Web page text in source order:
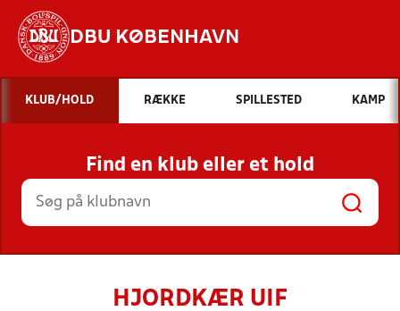
DBU KØBENHAVN
Hvad vil du søge efter?
INDHOLD OG NYHEDER
STILLINGER, RESULTATER, KLUBBER OG
HOLD
KLUB/HOLD RÆKKE SPILLESTED KAMP
Find en klub eller et hold
HJORDKÆR UIF